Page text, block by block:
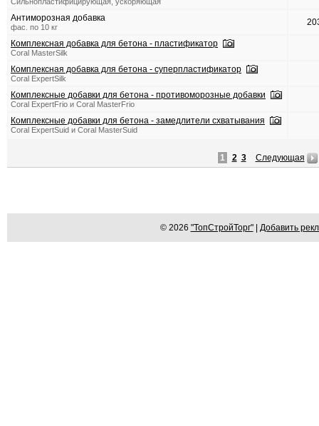
Антиморозная добавка
фас. по 10 кг
Комплексная добавка для бетона - пластификатор
Coral MasterSilk
Комплексная добавка для бетона - суперпластификатор
Coral ExpertSilk
Комплексные добавки для бетона - противоморозные добавки
Coral ExpertFrio и Coral MasterFrio
Комплексные добавки для бетона - замедлители схватывания
Coral ExpertSuid и Coral MasterSuid
1 2 3 Следующая
© 2026 "ТопСтройТорг"| Добавить